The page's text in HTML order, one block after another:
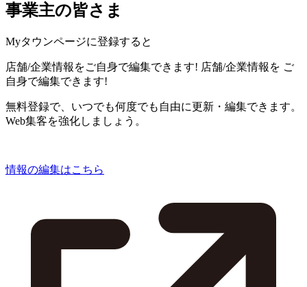
事業主の皆さま
Myタウンページに登録すると
店舗/企業情報をご自身で編集できます! 店舗/企業情報を ご
自身で編集できます!
無料登録で、いつでも何度でも自由に更新・編集できます。
Web集客を強化しましょう。
情報の編集はこちら